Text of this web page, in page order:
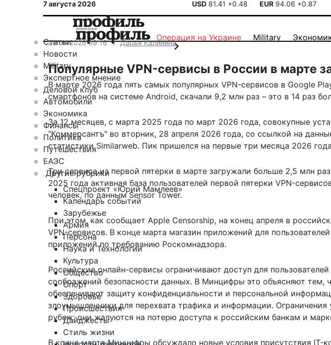
7 августа 2026 USD 81.41 +0.48 EUR 94.06 +0.87
Статьи
Новости
Military
Экспертное мнение
Деловой клуб
Автомобили
Экономика
Финансы
Политика
Путешествия
ЕАЭС
Другие рубрики
Спецпроект «Юрий Мамлеев»
Календарь событий
Зарубежье
Армия
Персона
Наука и Технологии
Культура
Общество
Спорт
Здоровье
Происшествия
Дайджесты
Стиль жизни
Операция на Украине Military
28.04.2026 09:16 Дарья Калинина
Популярные VPN-сервисы в России в марте
В марте 2026 года пять самых популярных VPN-сервисов в Google
смартфонов на системе Android, скачали 9,2 млн раз – это в 14 раз
За 12 месяцев, с марта 2025 года по март 2026 года, совокупные
"Коммерсантъ" во вторник, 28 апреля 2026 года, со ссылкой на
статистики Similarweb. Пик пришелся на первые три месяца 2026
Три сервиса из первой пятерки в марте загружали больше 2,5 млн
2025 года активная база пользователей первой пятерки VPN-
человек, по данным Sensor Tower.
При этом, как сообщает Apple Censorship, на конец апреля в
VPN-сервисов. В конце марта магазин приложений для
приложений по требованию Роскомнадзора.
Российские онлайн-сервисы ограничивают доступ для
соображений безопасности данных. В Минцифры это объясняют тем,
обеспечивают защиту конфиденциальности и персональной
злоумышленники для перехвата трафика и информации.
рубеж: они жалуются на потерю доступа к российским банкам и
В конце марта Минцифры обсуждало новые условия присутствия IT-